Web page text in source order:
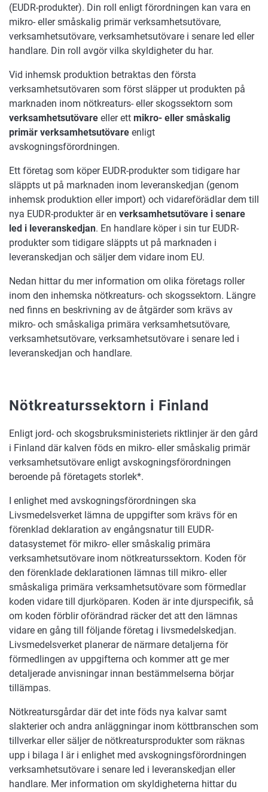
(EUDR-produkter). Din roll enligt förordningen kan vara en
mikro- eller småskalig primär verksamhetsutövare,
verksamhetsutövare, verksamhetsutövare i senare led eller
handlare. Din roll avgör vilka skyldigheter du har.
Vid inhemsk produktion betraktas den första
verksamhetsutövaren som först släpper ut produkten på
marknaden inom nötkreaturs- eller skogssektorn som
verksamhetsutövare eller ett mikro- eller småskalig
primär verksamhetsutövare enligt
avskogningsförordningen.
Ett företag som köper EUDR-produkter som tidigare har
släppts ut på marknaden inom leveranskedjan (genom
inhemsk produktion eller import) och vidareförädlar dem till
nya EUDR-produkter är en verksamhetsutövare i senare
led i leveranskedjan. En handlare köper i sin tur EUDR-
produkter som tidigare släppts ut på marknaden i
leveranskedjan och säljer dem vidare inom EU.
Nedan hittar du mer information om olika företags roller
inom den inhemska nötkreaturs- och skogssektorn. Längre
ned finns en beskrivning av de åtgärder som krävs av
mikro- och småskaliga primära verksamhetsutövare,
verksamhetsutövare, verksamhetsutövare i senare led i
leveranskedjan och handlare.
Nötkreaturssektorn i Finland
Enligt jord- och skogsbruksministeriets riktlinjer är den gård
i Finland där kalven föds en mikro- eller småskalig primär
verksamhetsutövare enligt avskogningsförordningen
beroende på företagets storlek*.
I enlighet med avskogningsförordningen ska
Livsmedelsverket lämna de uppgifter som krävs för en
förenklad deklaration av engångsnatur till EUDR-
datasystemet för mikro- eller småskalig primära
verksamhetsutövare inom nötkreaturssektorn. Koden för
den förenklade deklarationen lämnas till mikro- eller
småskaliga primära verksamhetsutövare som förmedlar
koden vidare till djurköparen. Koden är inte djurspecifik, så
om koden förblir oförändrad räcker det att den lämnas
vidare en gång till följande företag i livsmedelskedjan.
Livsmedelsverket planerar de närmare detaljerna för
förmedlingen av uppgifterna och kommer att ge mer
detaljerade anvisningar innan bestämmelserna börjar
tillämpas.
Nötkreatursgårdar där det inte föds nya kalvar samt
slakterier och andra anläggningar inom köttbranschen som
tillverkar eller säljer de nötkreatursprodukter som räknas
upp i bilaga I är i enlighet med avskogningsförordningen
verksamhetsutövare i senare led i leveranskedjan eller
handlare. Mer information om skyldigheterna hittar du